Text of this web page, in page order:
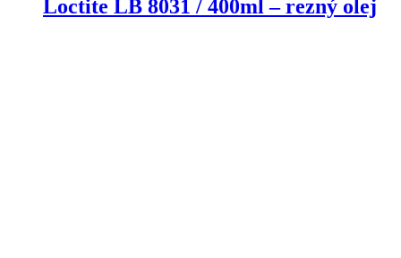
Loctite LB 8031 / 400ml – rezný olej